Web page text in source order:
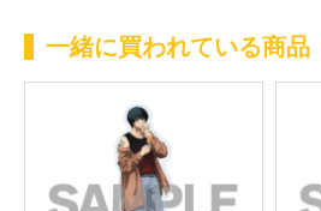
一緒に買われている商品